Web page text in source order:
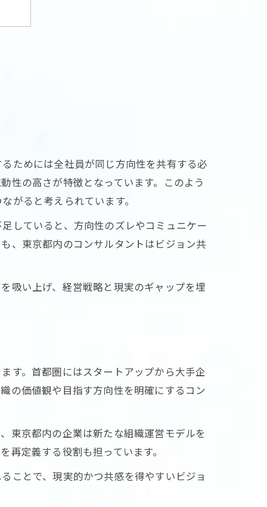
ためには全社員が同じ方向性を共有する必
性の高さが特徴となっています。このよう
がると考えられています。
していると、方向性のズレやコミュニケー
、東京都内のコンサルタントはビジョン共
吸い上げ、経営戦略と現実のギャップを埋
す。首都圏にはスタートアップから大手企
の価値観や目指す方向性を明確にするコン
東京都内の企業は新たな組織運営モデルを
定義する役割も担っています。
ことで、現実的かつ共感を得やすいビジョ